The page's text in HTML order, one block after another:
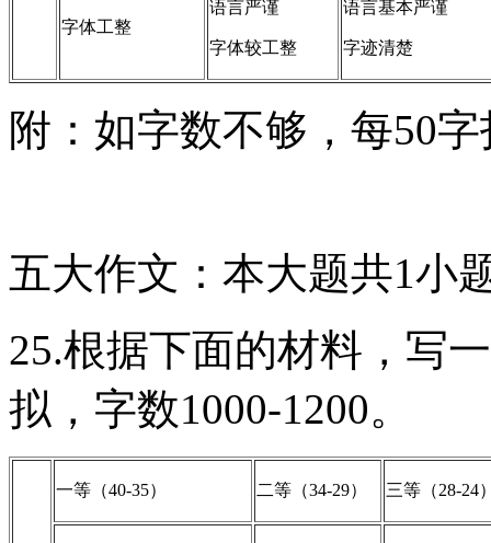
字体工整
语言严谨
字体较工整
语言基本严谨
字迹清楚
附：如字数不够，每50
五大作文：本大题共1小
25.根据下面的材料，写
拟，字数1000-1200。
一等（40-35） 二等（34-29） 三等（28-24